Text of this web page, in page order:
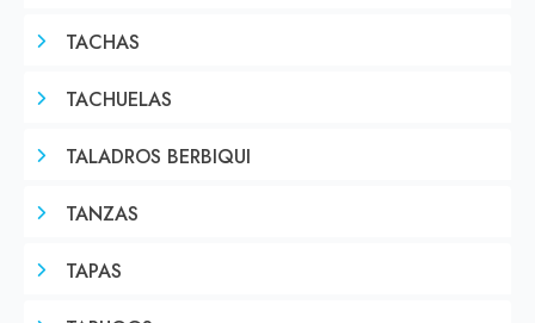
TACHAS
TACHUELAS
TALADROS BERBIQUI
TANZAS
TAPAS